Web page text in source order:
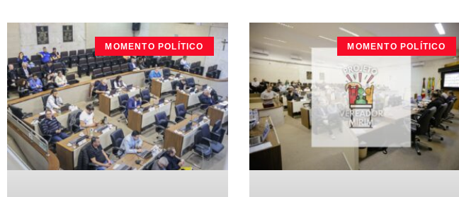
MOMENTO POLÍTICO MOMENTO POLÍTICO